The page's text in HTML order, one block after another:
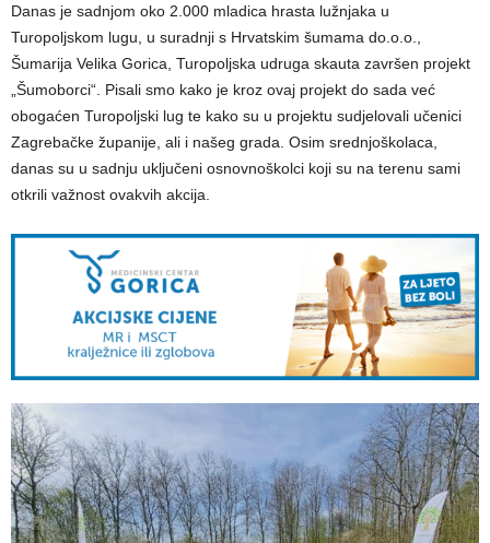
Danas je sadnjom oko 2.000 mladica hrasta lužnjaka u
Turopoljskom lugu, u suradnji s Hrvatskim šumama do.o.o.,
Šumarija Velika Gorica, Turopoljska udruga skauta završen projekt
„Šumoborci“. Pisali smo kako je kroz ovaj projekt do sada već
obogaćen Turopoljski lug te kako su u projektu sudjelovali učenici
Zagrebačke županije, ali i našeg grada. Osim srednjoškolaca,
danas su u sadnju uključeni osnovnoškolci koji su na terenu sami
otkrili važnost ovakvih akcija.